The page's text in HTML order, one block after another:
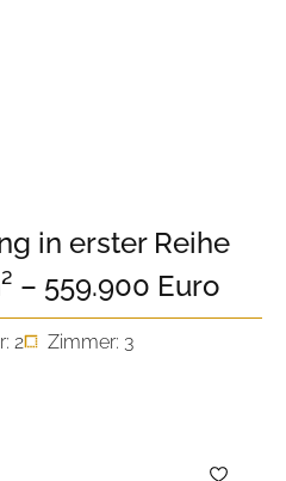
in erster Reihe
– 559.900 Euro
2
Zimmer: 3